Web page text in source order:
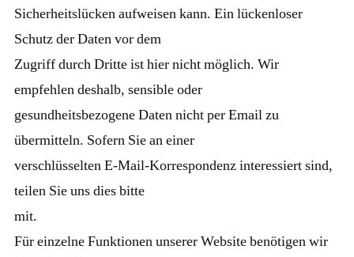
Sicherheitslücken aufweisen kann. Ein lückenloser
Schutz der Daten vor dem
Zugriff durch Dritte ist hier nicht möglich. Wir
empfehlen deshalb, sensible oder
gesundheitsbezogene Daten nicht per Email zu
übermitteln. Sofern Sie an einer
verschlüsselten E-Mail-Korrespondenz interessiert sind,
teilen Sie uns dies bitte
mit.
Für einzelne Funktionen unserer Website benötigen wir